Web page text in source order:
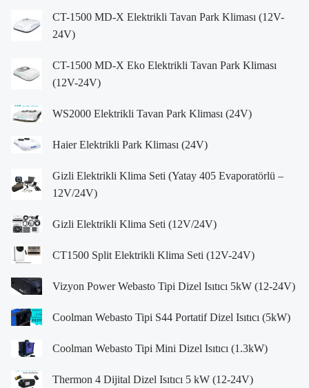
CT-1500 MD-X Elektrikli Tavan Park Kliması (12V-
24V)
CT-1500 MD-X Eko Elektrikli Tavan Park Kliması
(12V-24V)
WS2000 Elektrikli Tavan Park Kliması (24V)
Haier Elektrikli Park Kliması (24V)
Gizli Elektrikli Klima Seti (Yatay 405 Evaporatörlü –
12V/24V)
Gizli Elektrikli Klima Seti (12V/24V)
CT1500 Split Elektrikli Klima Seti (12V-24V)
Vizyon Power Webasto Tipi Dizel Isıtıcı 5kW (12-24V)
Coolman Webasto Tipi S44 Portatif Dizel Isıtıcı (5kW)
Coolman Webasto Tipi Mini Dizel Isıtıcı (1.3kW)
Thermon 4 Dijital Dizel Isıtıcı 5 kW (12-24V)